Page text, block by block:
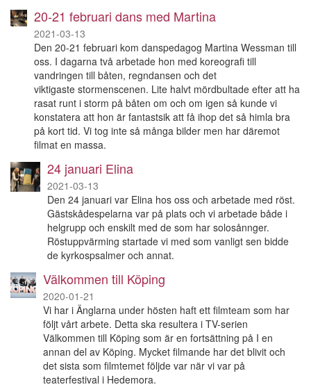
20-21 februari dans med Martina
2021-03-13
Den 20-21 februari kom danspedagog Martina Wessman till
oss. I dagarna två arbetade hon med koreografi till
vandringen till båten, regndansen och det
viktigaste stormenscenen. Lite halvt mördbultade efter att ha
rasat runt i storm på båten om och om igen så kunde vi
konstatera att hon är fantastsik att få ihop det så himla bra
på kort tid. Vi tog inte så många bilder men har däremot
filmat en massa.
24 januari Elina
2021-03-13
Den 24 januari var Elina hos oss och arbetade med röst.
Gästskådespelarna var på plats och vi arbetade både i
helgrupp och enskilt med de som har solosånnger.
Röstuppvärming startade vi med som vanligt sen bidde
de kyrkospsalmer och annat.
Välkommen till Köping
2020-01-21
Vi har i Änglarna under hösten haft ett filmteam som har
följt vårt arbete. Detta ska resultera i TV-serien
Välkommen till Köping som är en fortsättning på I en
annan del av Köping. Mycket filmande har det blivit och
det sista som filmtemet följde var när vi var på
teaterfestival i Hedemora.